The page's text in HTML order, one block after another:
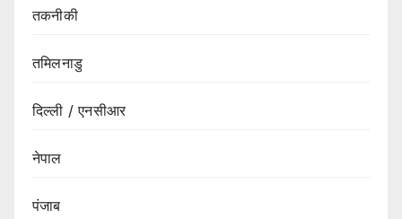
तकनीकी
तमिलनाडु
दिल्ली / एनसीआर
नेपाल
पंजाब